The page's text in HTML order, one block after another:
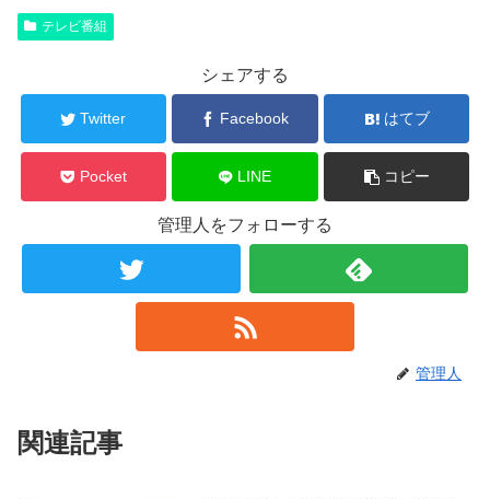
テレビ番組
シェアする
Twitter Facebook はてブ
Pocket LINE コピー
管理人をフォローする
管理人
関連記事